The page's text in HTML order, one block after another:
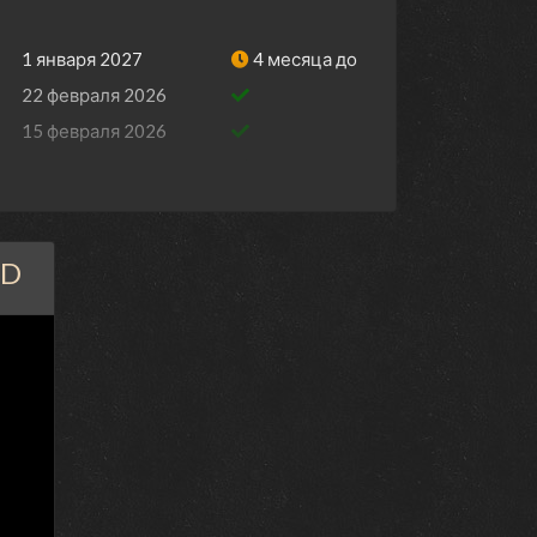
1 января 2027
4 месяца до
22 февраля 2026
15 февраля 2026
25 января 2026